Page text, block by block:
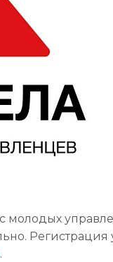
молодых
Регистрация
.